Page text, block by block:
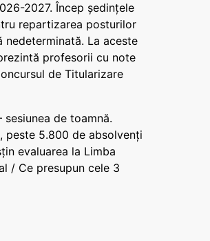
2027. Încep ședințele
repartizarea posturilor
nedeterminată. La aceste
profesorii cu note
de Titularizare
sesiunea de toamnă.
peste 5.800 de absolvenți
evaluarea la Limba
/ Ce presupun cele 3